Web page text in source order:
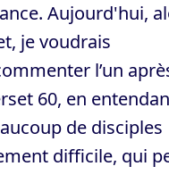
Aujourd'hui,
je voudrais
l’un
60, en
de disciples
difficile, qui